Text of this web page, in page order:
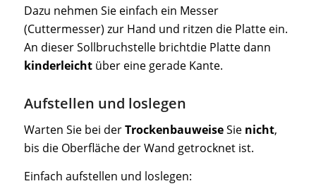
Dazu nehmen Sie einfach ein Messer
(Cuttermesser) zur Hand und ritzen die Platte ein.
An dieser Sollbruchstelle brichtdie Platte dann
kinderleichtüber eine gerade Kante.
Aufstellen und loslegen
Warten Sie bei derTrockenbauweiseSie nicht,
bis die Oberfläche der Wand getrocknet ist.
Einfach aufstellen und loslegen: